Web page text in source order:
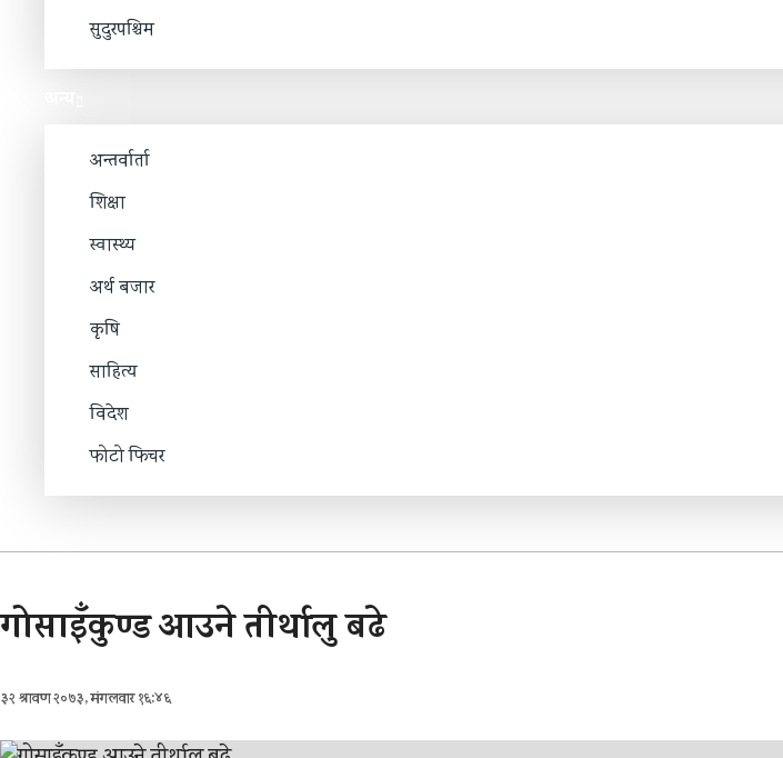
सुदुरपश्चिम
अन्तर्वार्ता
शिक्षा
स्वास्थ्य
अर्थ बजार
कृषि
साहित्य
विदेश
फोटो फिचर
गोसाइँकुण्ड आउने तीर्थालु बढे
३२ श्रावण २०७३, मंगलवार १६:४६